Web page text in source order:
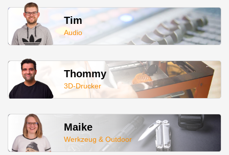
Tim
Audio
Thommy
3D-Drucker
Maike
Werkzeug & Outdoor